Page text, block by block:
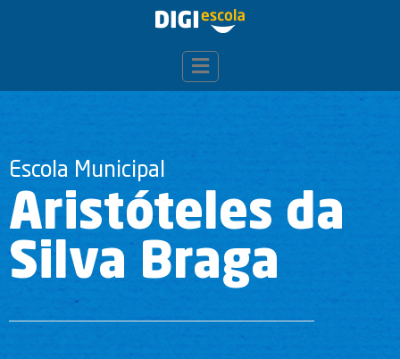
Escola Municipal
Aristóteles da
Silva Braga